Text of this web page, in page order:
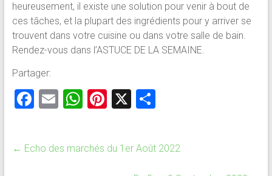
heureusement, il existe une solution pour venir à bout de
ces tâches, et la plupart des ingrédients pour y arriver se
trouvent dans votre cuisine ou dans votre salle de bain.
Rendez-vous dans l’ASTUCE DE LA SEMAINE.
Partager:
F
b
E
l
W
s
Pi
es
X P
g
← Echo des marchés du 1er Août 2022